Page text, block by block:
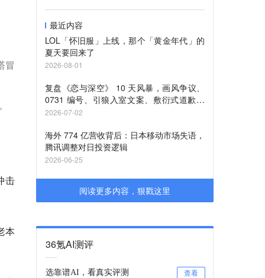
冒
击
本
最近内容
LOL「怀旧服」上线，那个「黄金年代」的
夏天要回来了
2026-08-01
复盘《恋与深空》 10 天风暴，画风争议、
0731 编号、引狼入室文案、敷衍式道歉，
2026-07-02
海外 774 亿营收背后：日本移动市场失语，
腾讯调整对日投资逻辑
2026-06-25
阅读更多内容，狠戳这里
36氪AI测评
选靠谱AI，看真实评测 查看